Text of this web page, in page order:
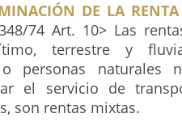
DE LA
74 Art. 10> Las
terrestre y
o personas naturales
el servicio de
son rentas mixtas.